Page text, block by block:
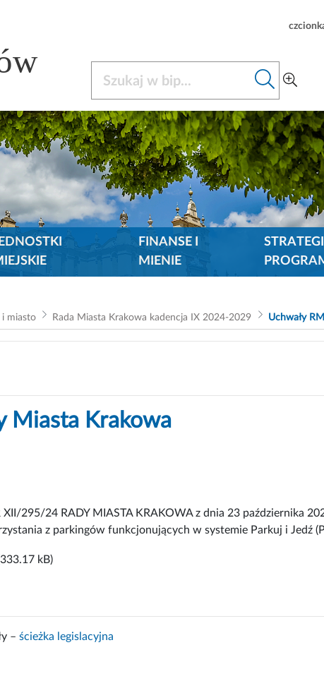
FINANSE I
MIENIE
i miasto Rada Miasta Krakowa kadencja IX 2024-2029 Uchwały
Miasta Krakowa
XII/295/24 RADY MIASTA KRAKOWA z dnia 23 października
z parkingów funkcjonujących w systemie Parkuj i Jedź
kB)
– ścieżka legislacyjna